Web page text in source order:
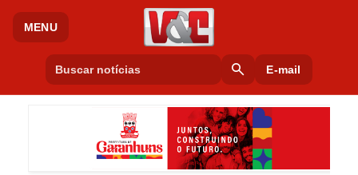
MENU
search E-mail